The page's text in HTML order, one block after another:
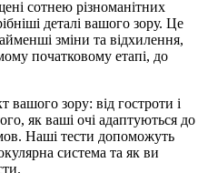
сотнею різноманітних
деталі вашого зору. Це
зміни та відхилення,
початковому етапі, до
зору: від гостроти і
як ваші очі адаптуються до
Наші тести допоможуть
система та як ви